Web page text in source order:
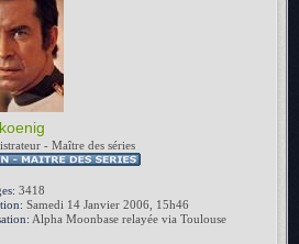
- Maître des séries
3418
Samedi 14 Janvier 2006, 15h46
Alpha Moonbase relayée via Toulouse